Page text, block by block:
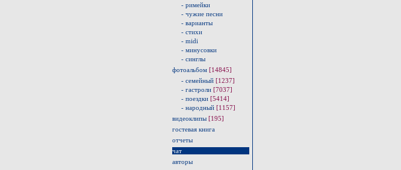
- римейки
- чужие песни
- варианты
- стихи
- midi
- минусовки
- синглы
фотоальбом [14845]
- семейный [1237]
- гастроли [7037]
- поездки [5414]
- народный [1157]
видеоклипы [195]
гостевая книга
отчеты
чат
авторы